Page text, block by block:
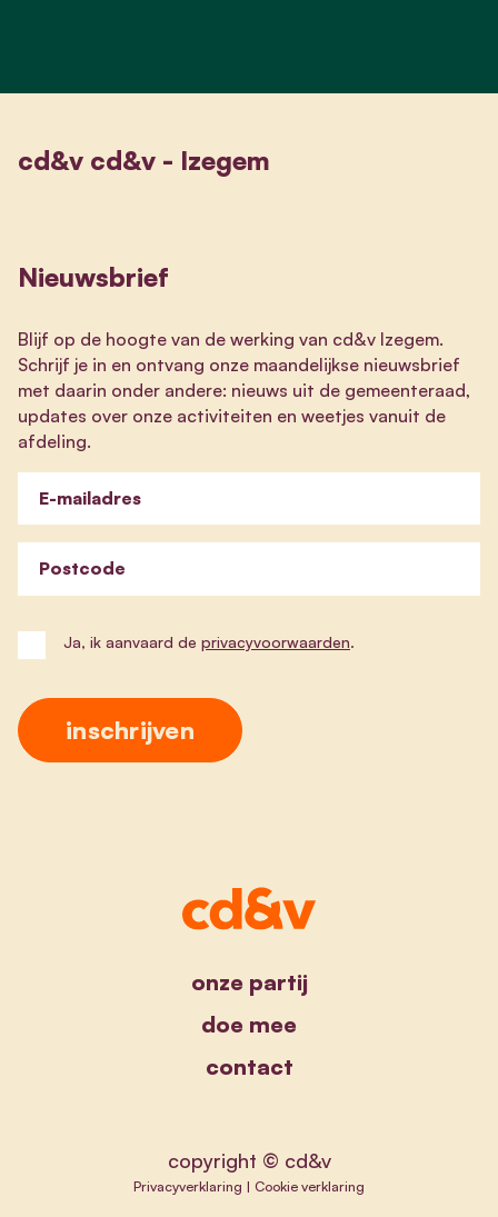
cd&v cd&v - Izegem
Nieuwsbrief
Blijf op de hoogte van de werking van cd&v Izegem.
Schrijf je in en ontvang onze maandelijkse nieuwsbrief
met daarin onder andere: nieuws uit de gemeenteraad,
updates over onze activiteiten en weetjes vanuit de
afdeling.
E-mailadres
Postcode
Ja, ik aanvaard de privacyvoorwaarden.
onze partij
doe mee
contact
copyright © cd&v
Privacyverklaring | Cookie verklaring